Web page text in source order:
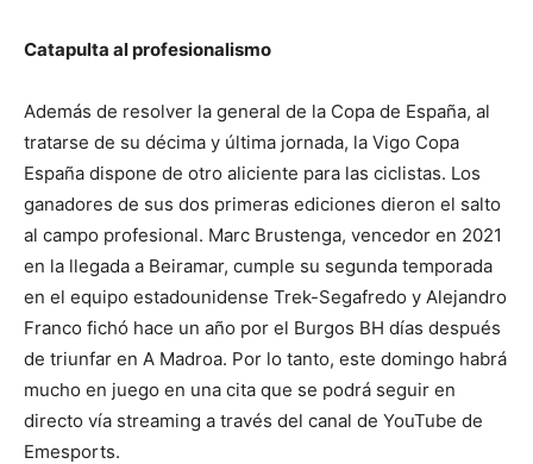
Catapulta al profesionalismo
Además de resolver la general de la Copa de España, al
tratarse de su décima y última jornada, la Vigo Copa
España dispone de otro aliciente para las ciclistas. Los
ganadores de sus dos primeras ediciones dieron el salto
al campo profesional. Marc Brustenga, vencedor en 2021
en la llegada a Beiramar, cumple su segunda temporada
en el equipo estadounidense Trek-Segafredo y Alejandro
Franco fichó hace un año por el Burgos BH días después
de triunfar en A Madroa. Por lo tanto, este domingo habrá
mucho en juego en una cita que se podrá seguir en
directo vía streaming a través del canal de YouTube de
Emesports.